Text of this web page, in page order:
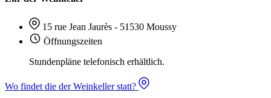
15 rue Jean Jaurès - 51530 Moussy
Öffnungszeiten
Stundenpläne telefonisch erhältlich.
Wo findet die der Weinkeller statt?